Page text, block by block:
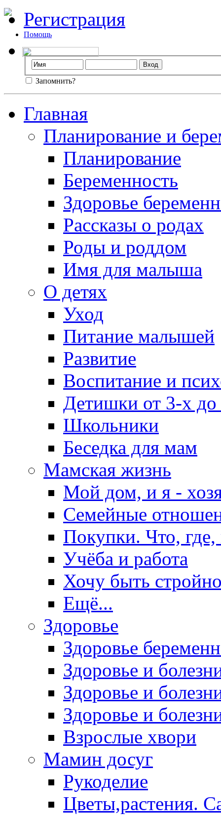
Регистрация
Помощь
Запомнить?
Главная
Планирование и
Планирование
Беременность
Здоровье
Рассказы о родах
Роды и роддом
Имя для малыша
О детях
Уход
Питание малышей
Развитие
Воспитание и
Детишки от 3-х
Школьники
Беседка для мам
Мамская жизнь
Мой дом, и я -
Семейные
Покупки. Что, где,
Учёба и работа
Хочу быть
Ещё...
Здоровье
Здоровье
Здоровье и
Здоровье и
Здоровье и
Взрослые хвори
Мамин досуг
Рукоделие
Цветы,растения.